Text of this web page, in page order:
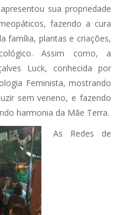
sua propriedade
fazendo a cura
família, plantas e criações,
Assim como, a
Luck, conhecida por
Feminista, mostrando
sem veneno, e fazendo
harmonia da Mãe Terra.
As Redes de